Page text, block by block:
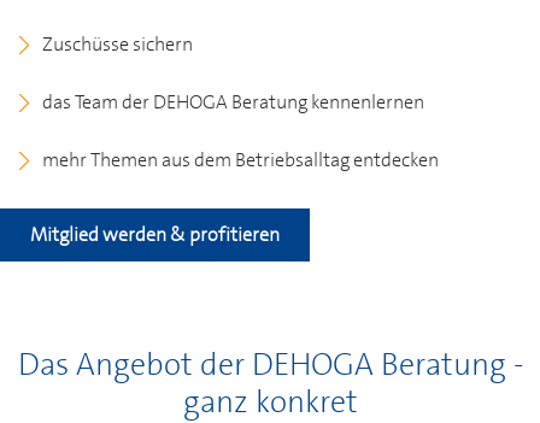
Zuschüsse sichern
das Team derDEHOGABeratung kennenlernen
mehr Themen aus dem Betriebsalltag entdecken
Mitglied werden & profitieren
Das Angebot der DEHOGABeratung -
ganz konkret